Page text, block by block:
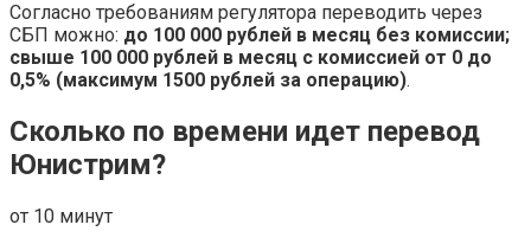
Согласно требованиям регулятора переводить через
СБП можно: до 100 000 рублей в месяц без комиссии;
свыше 100 000 рублей в месяц с комиссией от 0 до
0,5% (максимум 1500 рублей за операцию).
Сколько по времени идет перевод
Юнистрим?
от 10 минут